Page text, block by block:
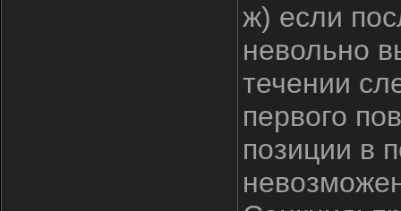
ж) если
невольно
течении
первого
позиции в